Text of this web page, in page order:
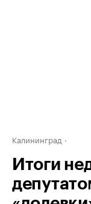
Калининград
Итоги